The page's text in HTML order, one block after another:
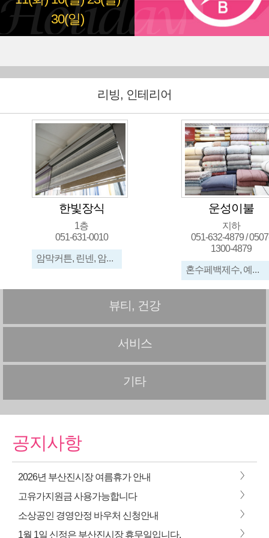
30(일)
리빙, 인테리어
한빛장식
1층
051-631-0010
암막커튼, 린넨, 암막콤비
운성이불
지하
051-632-4879 /
1300-4879
혼수페백제수, 예단, 부산이불, 부산진시장이불, 부산신혼이불, 이불도매, 이불싸게파는곳, 부산예단
뷰티, 건강
서비스
기타
공지사항
2026년 부산진시장 여름휴가 안내 >
고유가지원금 사용가능합니다 >
소상공인 경영안정 바우처 신청안내 >
1월 1일 신정은 부산진시장 휴무일입니다. >